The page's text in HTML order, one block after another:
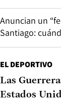
Anuncian un
Santiago:
EL DEPORTIVO
Las
Estados